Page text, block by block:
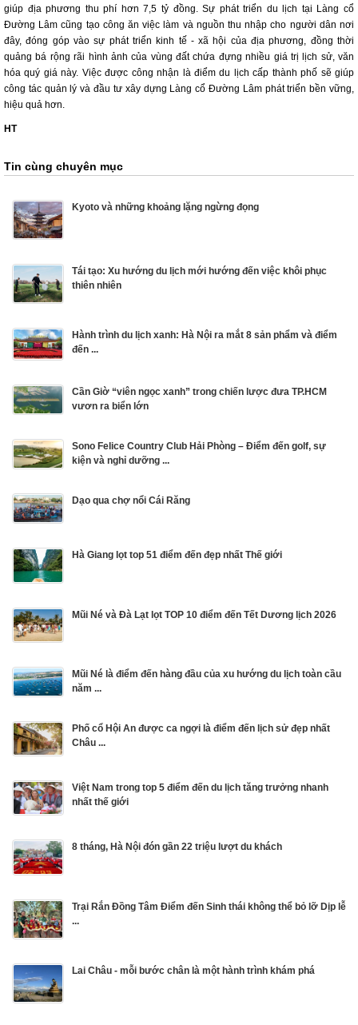
giúp địa phương thu phí hơn 7,5 tỷ đồng. Sự phát triển du lịch tại Làng cổ
Đường Lâm cũng tạo công ăn việc làm và nguồn thu nhập cho người dân nơi
đây, đóng góp vào sự phát triển kinh tế - xã hội của địa phương, đồng thời
quảng bá rộng rãi hình ảnh của vùng đất chứa đựng nhiều giá trị lịch sử, văn
hóa quý giá này. Việc được công nhận là điểm du lịch cấp thành phố sẽ giúp
công tác quản lý và đầu tư xây dựng Làng cổ Đường Lâm phát triển bền vững,
hiệu quả hơn.
HT
Tin cùng chuyên mục
Kyoto và những khoảng lặng ngừng đọng
Tái tạo: Xu hướng du lịch mới hướng đến việc khôi phục
thiên nhiên
Hành trình du lịch xanh: Hà Nội ra mắt 8 sản phẩm và điểm
đến ...
Cần Giờ “viên ngọc xanh” trong chiến lược đưa TP.HCM
vươn ra biển lớn
Sono Felice Country Club Hải Phòng – Điểm đến golf, sự
kiện và nghỉ dưỡng ...
Dạo qua chợ nổi Cái Răng
Hà Giang lọt top 51 điểm đến đẹp nhất Thế giới
Mũi Né và Đà Lạt lọt TOP 10 điểm đến Tết Dương lịch 2026
Mũi Né là điểm đến hàng đầu của xu hướng du lịch toàn cầu
năm ...
Phố cổ Hội An được ca ngợi là điểm đến lịch sử đẹp nhất
Châu ...
Việt Nam trong top 5 điểm đến du lịch tăng trưởng nhanh
nhất thế giới
8 tháng, Hà Nội đón gần 22 triệu lượt du khách
Trại Rắn Đồng Tâm Điểm đến Sinh thái không thể bỏ lỡ Dịp lễ
...
Lai Châu - mỗi bước chân là một hành trình khám phá